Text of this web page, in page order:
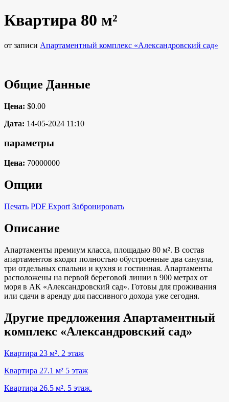
Квартира 80 м²
от записи Апартаментный комплекс «Александровский сад»
Общие Данные
Цена: $0.00
Дата: 14-05-2024 11:10
параметры
Цена: 70000000
Опции
Печать PDF Export Забронировать
Описание
Апартаменты премиум класса, площадью 80 м². В состав
апартаментов входят полностью обустроенные два санузла,
три отдельных спальни и кухня и гостинная. Апартаменты
расположены на первой береговой линии в 900 метрах от
моря в АК «Александровский сад». Готовы для проживания
или сдачи в аренду для пассивного дохода уже сегодня.
Другие предложения Апартаментный
комплекс «Александровский сад»
Квартира 23 м². 2 этаж
Квартира 27.1 м² 5 этаж
Квартира 26.5 м². 5 этаж.